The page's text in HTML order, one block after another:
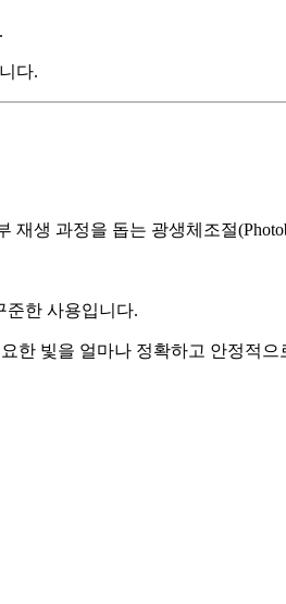
다.
생 과정을 돕는 광생체조절
준한 사용입니다.
한 빛을 얼마나 정확하고 안정적